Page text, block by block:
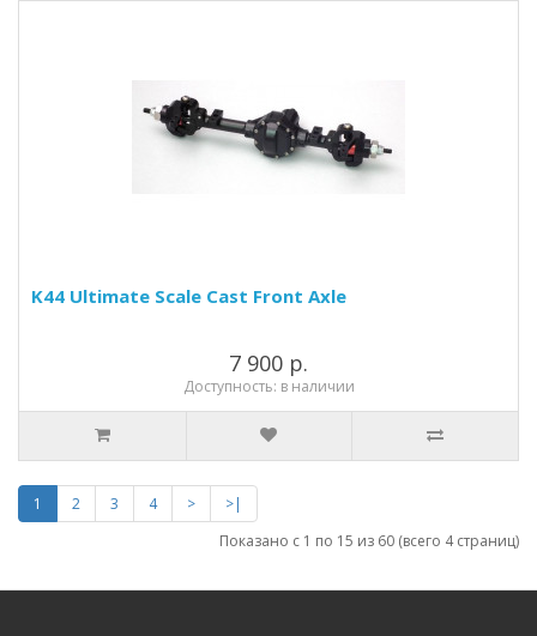
K44 Ultimate Scale Cast Front Axle
7 900 р.
Доступность: в наличии
1 2 3 4 >
>|
Показано с 1 по 15 из 60 (всего 4 страниц)